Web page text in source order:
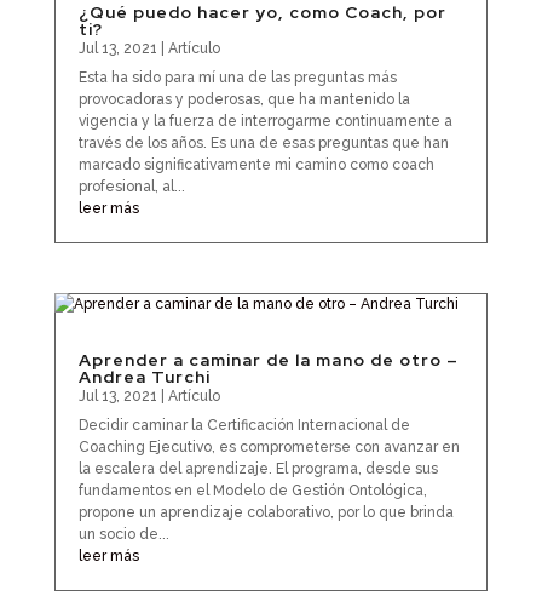
¿Qué puedo hacer yo, como Coach, por
ti?
Jul 13, 2021
Artículo
Esta ha sido para mí una de las preguntas más
provocadoras y poderosas, que ha mantenido la
vigencia y la fuerza de interrogarme continuamente a
través de los años. Es una de esas preguntas que han
marcado significativamente mi camino como coach
profesional, al...
leer más
Aprender a caminar de la mano de otro –
Andrea Turchi
Jul 13, 2021
Artículo
Decidir caminar la Certificación Internacional de
Coaching Ejecutivo, es comprometerse con avanzar en
la escalera del aprendizaje. El programa, desde sus
fundamentos en el Modelo de Gestión Ontológica,
propone un aprendizaje colaborativo, por lo que brinda
un socio de...
leer más